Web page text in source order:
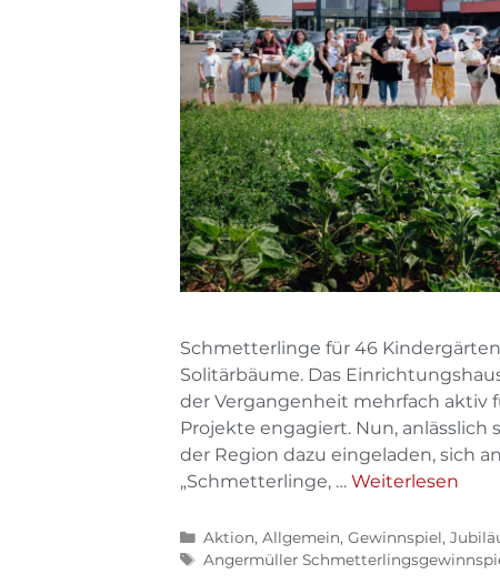
Schmetterlinge für 46
Solitärbäume. Das
der Vergangenheit mehrfach aktiv
Projekte engagiert. Nun,
der Region dazu eingeladen, sich
„Schmetterlinge, … Weiterlesen
Aktion,Allgemein,Gewinnspiel,
Angermüller